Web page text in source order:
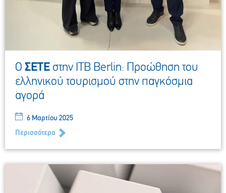
Ο ΣΕΤΕ στην ITB Berlin: Προώθηση του
ελληνικού τουρισμού στην παγκόσμια
αγορά
6 Μαρτίου 2025
Περισσότερα